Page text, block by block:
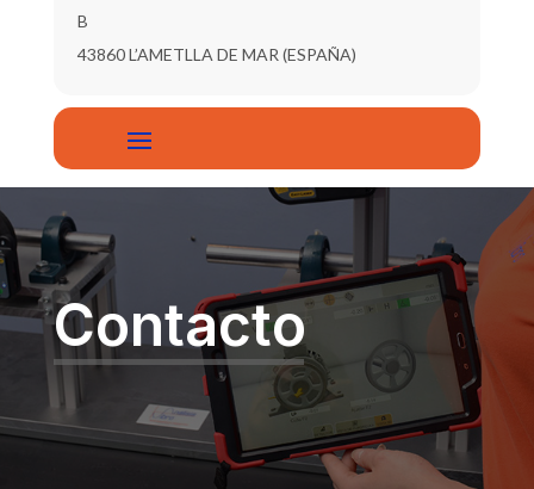
B
43860 L’AMETLLA DE MAR (ESPAÑA)
Contacto